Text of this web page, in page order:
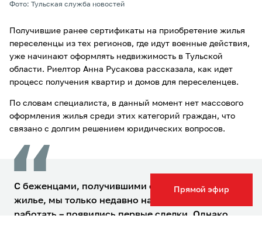
Прямой эфир
Фото: Тульская служба новостей
Получившие ранее сертификаты на приобретение жилья
переселенцы из тех регионов, где идут военные действия,
уже начинают оформлять недвижимость в Тульской
области. Риелтор Анна Русакова рассказала, как идет
процесс получения квартир и домов для переселенцев.
По словам специалиста, в данный момент нет массового
оформления жилья среди этих категорий граждан, что
связано с долгим решением юридических вопросов.
С беженцами, получившими сертификаты на
жилье, мы только недавно начали активно
работать – появились первые сделки. Однако